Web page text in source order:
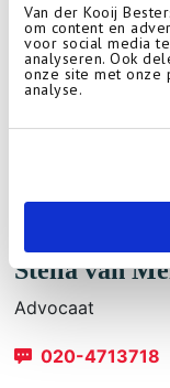
Van der Kooij
om content en
voor social media
analyseren. Ook
onze site met onze
analyse.
Stella van
Advocaat
020-4713718